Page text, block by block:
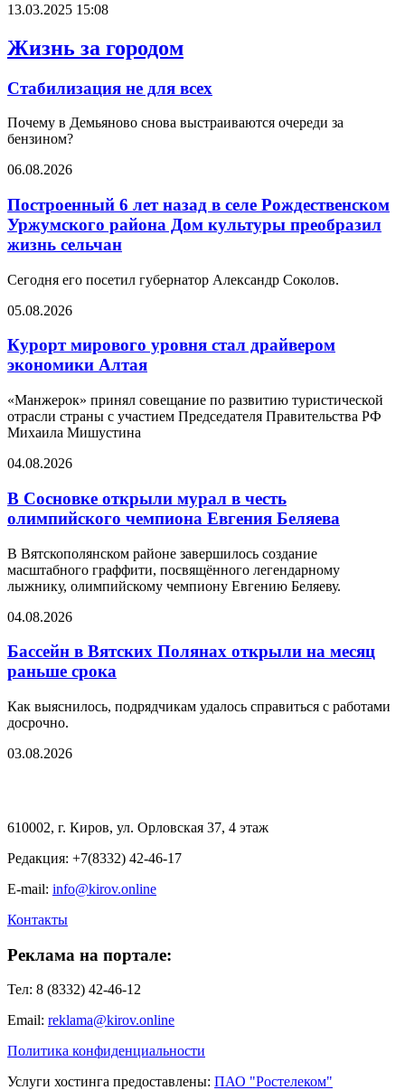
13.03.2025 15:08
Жизнь за городом
Стабилизация не для всех
Почему в Демьяново снова выстраиваются очереди за
бензином?
06.08.2026
Построенный 6 лет назад в селе Рождественском
Уржумского района Дом культуры преобразил
жизнь сельчан
Сегодня его посетил губернатор Александр Соколов.
05.08.2026
Курорт мирового уровня стал драйвером
экономики Алтая
«Манжерок» принял совещание по развитию туристической
отрасли страны с участием Председателя Правительства РФ
Михаила Мишустина
04.08.2026
В Сосновке открыли мурал в честь
олимпийского чемпиона Евгения Беляева
В Вятскополянском районе завершилось создание
масштабного граффити, посвящённого легендарному
лыжнику, олимпийскому чемпиону Евгению Беляеву.
04.08.2026
Бассейн в Вятских Полянах открыли на месяц
раньше срока
Как выяснилось, подрядчикам удалось справиться с работами
досрочно.
03.08.2026
610002, г. Киров, ул. Орловская 37, 4 этаж
Редакция: +7(8332) 42-46-17
E-mail: info@kirov.online
Контакты
Реклама на портале:
Тел: 8 (8332) 42-46-12
Email: reklama@kirov.online
Политика конфиденциальности
Услуги хостинга предоставлены: ПАО "Ростелеком"